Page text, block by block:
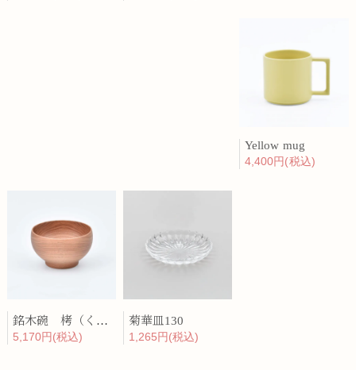
Yellow mug
4,400円(税込)
銘木碗 栲（くるみ）
5,170円(税込)
菊華皿130
1,265円(税込)